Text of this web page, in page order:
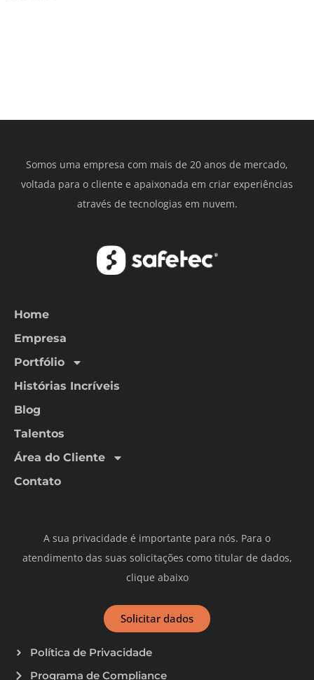
Somos uma empresa com mais de 20 anos de mercado,
voltada para o cliente e apaixonada em criar experiências
através de tecnologias em nuvem.
Home
Empresa
Portfólio
Histórias Incríveis
Blog
Talentos
Área do Cliente
Contato
A sua privacidade é importante para nós. Para o
atendimento das suas solicitações como titular de dados,
clique abaixo
Solicitar dados
Política de Privacidade
Programa de Compliance